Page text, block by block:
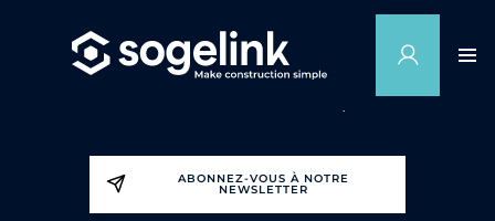
ABONNEZ-VOUS À NOTRE
NEWSLETTER